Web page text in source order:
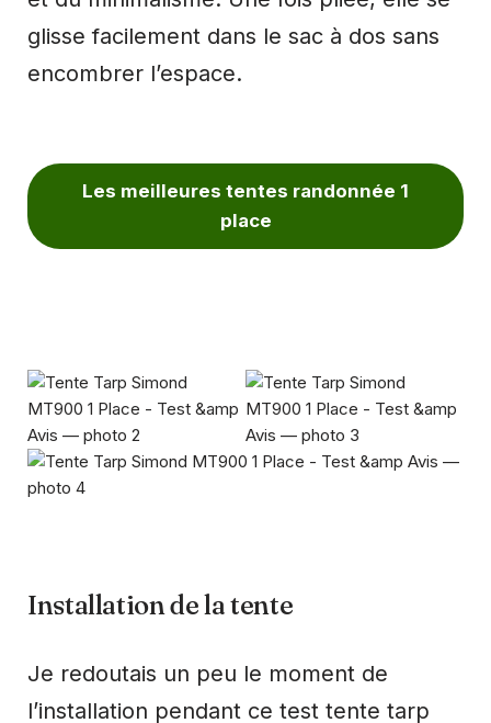
glisse facilement dans le sac à dos sans
encombrer l’espace.
Les meilleures tentes randonnée 1
place
Installation de la tente
Je redoutais un peu le moment de
l’installation pendant ce test tente tarp